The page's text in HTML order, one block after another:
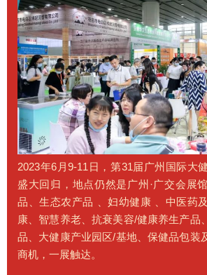
2023年6月9-11日，第31届广州国际大
盛大回归，地点仍然是广州·广交会展
品、生态农产品 、妇幼健康 、中医药
康、智慧养老、抗衰美容/健康养生产品
品、大健康产业园区/基地、保健品包装
商机，一展触达。